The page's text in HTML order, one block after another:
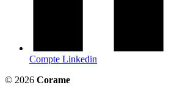
Compte Linkedin
© 2026 Corame